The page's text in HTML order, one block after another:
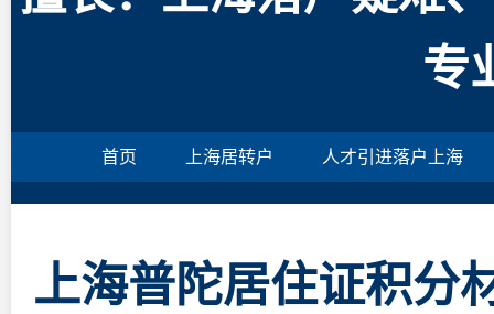
专
首页 上海居转户 人才引进落户上海
上海普陀居住证积分